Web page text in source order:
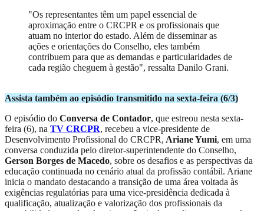
"Os representantes têm um papel essencial de
aproximação entre o CRCPR e os profissionais que
atuam no interior do estado. Além de disseminar as
ações e orientações do Conselho, eles também
contribuem para que as demandas e particularidades de
cada região cheguem à gestão", ressalta Danilo Grani.
Assista também ao episódio transmitido na sexta-feira (6/3)
O episódio do Conversa de Contador, que estreou nesta sexta-
feira (6), na TV CRCPR, recebeu a vice-presidente de
Desenvolvimento Profissional do CRCPR, Ariane Yumi, em uma
conversa conduzida pelo diretor-superintendente do Conselho,
Gerson Borges de Macedo, sobre os desafios e as perspectivas da
educação continuada no cenário atual da profissão contábil. Ariane
inicia o mandato destacando a transição de uma área voltada às
exigências regulatórias para uma vice-presidência dedicada à
qualificação, atualização e valorização dos profissionais da